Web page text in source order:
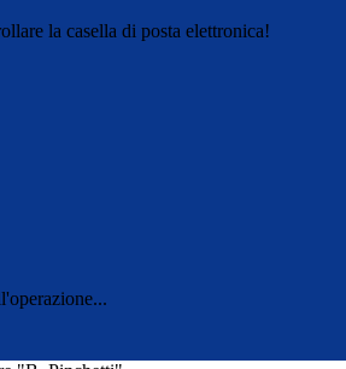
la casella di posta elettronica!